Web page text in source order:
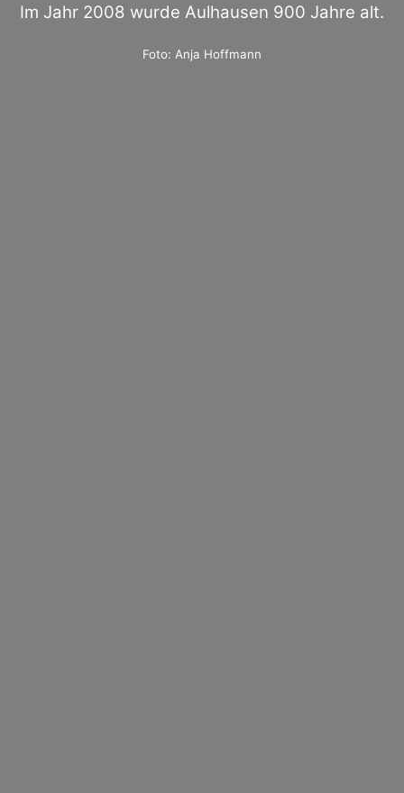
Im Jahr 2008 wurde Aulhausen 900 Jahre alt.
Foto: Anja Hoffmann